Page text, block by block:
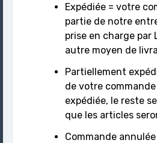
Expédiée = votre
partie de notre
prise en charge par
autre moyen de
Partiellement
de votre
expédiée, le reste
que les articles
Commande annulée